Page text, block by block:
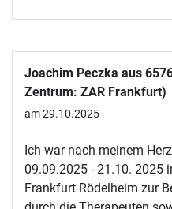
Joachim Peczka aus
Zentrum: ZAR Frankfurt)
am 29.10.2025
Ich war nach meinem
09.09.2025 - 21.10. 2025
Frankfurt Rödelheim zur